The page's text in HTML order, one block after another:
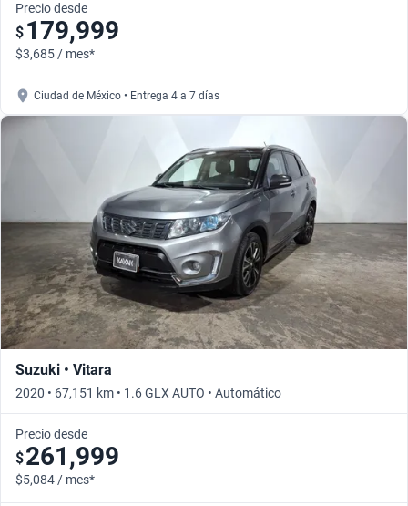
Precio desde
$ 179,999
$3,685 / mes*
Ciudad de México • Entrega 4 a 7 días
Suzuki • Vitara
2020 • 67,151 km • 1.6 GLX AUTO • Automático
Precio desde
$261,999
$5,084 / mes*